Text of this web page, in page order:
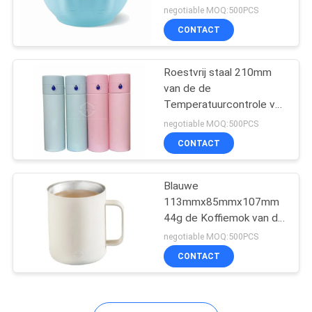
CONTACTEER
ONS
NIEUWS
GEVALLEN
SITEMAP
POLICY
Microencapsulated
PCM
PCM Poeder
132mmx75mm de
Koffiemok
negotiable MOQ:500PCS
CONTACT
Roestvrij staal 210mm
van de de
Temperatuurcontrole van
HC PCMs de Koffiemok
negotiable MOQ:500PCS
CONTACT
Blauwe
113mmx85mmx107mm
44g de Koffiemok van de
Temperatuurcontrole
negotiable MOQ:500PCS
CONTACT